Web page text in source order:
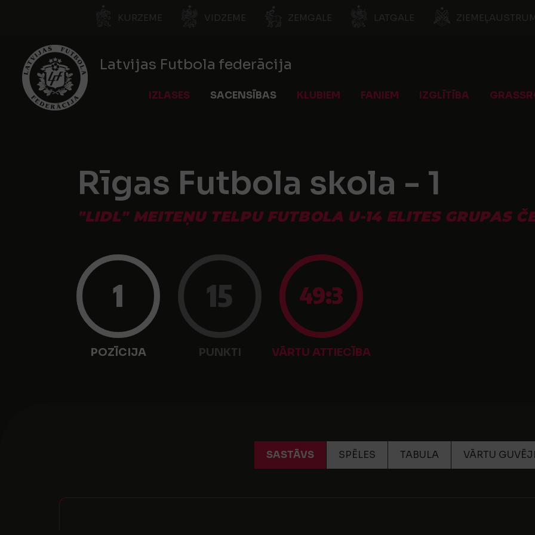
KURZEME VIDZEME ZEMGALE LATGALE
Latvijas Futbola federācija
IZLASES SACENSĪBAS KLUBIEM FANIEM IZGLĪTĪBA
Rīgas Futbola skola - 1
"LIDL" MEITEŅU TELPU FUTBOLA U-14 ELITES GRUPAS
1
POZĪCIJA
15
PUNKTI
49:3
VĀRTU ATTIECĪBA
SASTĀVS SPĒLES TABULA VĀRTU